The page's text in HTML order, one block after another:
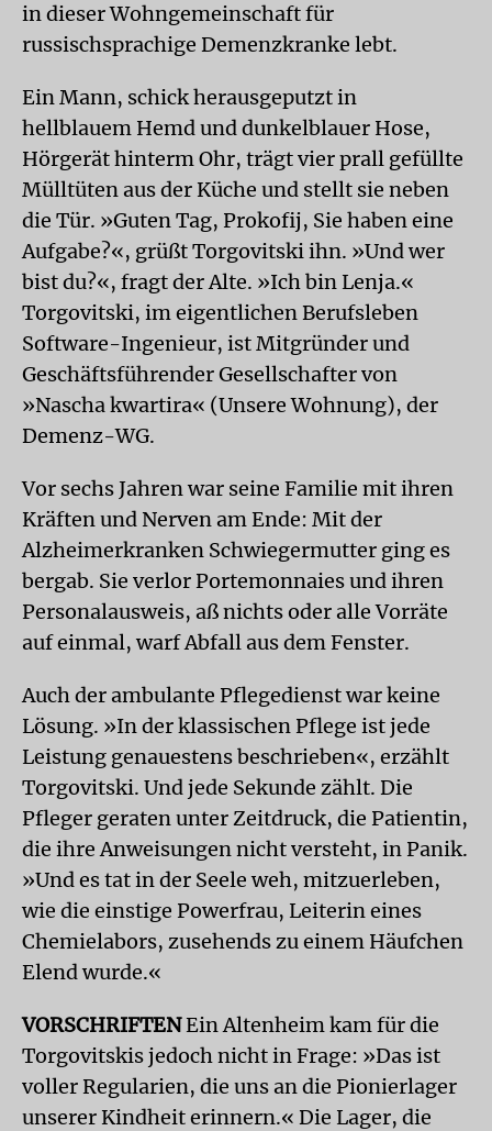
in dieser Wohngemeinschaft für
russischsprachige Demenzkranke lebt.
Ein Mann, schick herausgeputzt in
hellblauem Hemd und dunkelblauer Hose,
Hörgerät hinterm Ohr, trägt vier prall gefüllte
Mülltüten aus der Küche und stellt sie neben
die Tür. »Guten Tag, Prokofij, Sie haben eine
Aufgabe?«, grüßt Torgovitski ihn. »Und wer
bist du?«, fragt der Alte. »Ich bin Lenja.«
Torgovitski, im eigentlichen Berufsleben
Software-Ingenieur, ist Mitgründer und
Geschäftsführender Gesellschafter von
»Nascha kwartira« (Unsere Wohnung), der
Demenz-WG.
Vor sechs Jahren war seine Familie mit ihren
Kräften und Nerven am Ende: Mit der
Alzheimerkranken Schwiegermutter ging es
bergab. Sie verlor Portemonnaies und ihren
Personalausweis, aß nichts oder alle Vorräte
auf einmal, warf Abfall aus dem Fenster.
Auch der ambulante Pflegedienst war keine
Lösung. »In der klassischen Pflege ist jede
Leistung genauestens beschrieben«, erzählt
Torgovitski. Und jede Sekunde zählt. Die
Pfleger geraten unter Zeitdruck, die Patientin,
die ihre Anweisungen nicht versteht, in Panik.
»Und es tat in der Seele weh, mitzuerleben,
wie die einstige Powerfrau, Leiterin eines
Chemielabors, zusehends zu einem Häufchen
Elend wurde.«
VORSCHRIFTENEin Altenheim kam für die
Torgovitskis jedoch nicht in Frage: »Das ist
voller Regularien, die uns an die Pionierlager
unserer Kindheit erinnern.« Die Lager, die